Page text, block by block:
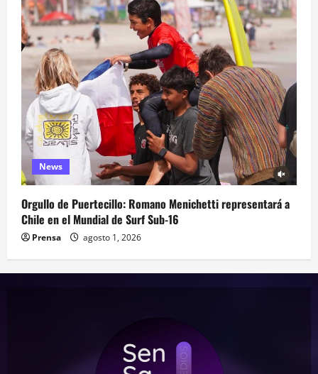
News
Orgullo de Puertecillo: Romano Menichetti representará a
Chile en el Mundial de Surf Sub-16
Prensa agosto 1, 2026